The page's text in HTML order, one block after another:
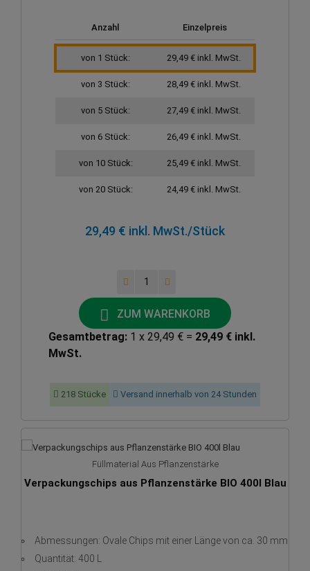
Anzahl Einzelpreis
von 1 Stück: 29,49 € inkl. MwSt.
von 3 Stück: 28,49 € inkl. MwSt.
von 5 Stück: 27,49 € inkl. MwSt.
von 6 Stück: 26,49 € inkl. MwSt.
von 10 Stück: 25,49 € inkl. MwSt.
von 20 Stück: 24,49 € inkl. MwSt.
29,49 € inkl. MwSt./Stück
ZUM WARENKORB
Gesamtbetrag: 1 x 29,49 € = 29,49 € inkl.
MwSt.
218 Stücke Versand innerhalb von 24 Stunden
Füllmaterial Aus Pflanzenstärke
Verpackungschips aus Pflanzenstärke BIO 400l Blau
Abmessungen: Ovale Chips mit einer Länge von ca. 30 mm
Quantität: 400 L